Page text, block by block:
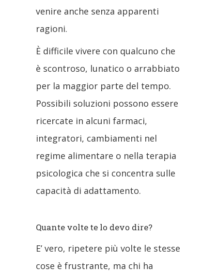
venire anche senza apparenti
ragioni.
È difficile vivere con qualcuno che
è scontroso, lunatico o arrabbiato
per la maggior parte del tempo.
Possibili soluzioni possono essere
ricercate in alcuni farmaci,
integratori, cambiamenti nel
regime alimentare o nella terapia
psicologica che si concentra sulle
capacità di adattamento.
Quante volte te lo devo dire?
E’ vero, ripetere più volte le stesse
cose è frustrante, ma chi ha